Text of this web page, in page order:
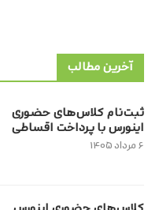
آخرین مطالب
ثبت‌نام کلاس‌های حضوری
اینورس با پرداخت اقساطی
۶ مرداد ۱۴۰۵